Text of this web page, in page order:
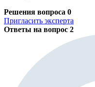
Решения вопроса 0
Пригласить эксперта
Ответы на вопрос 2